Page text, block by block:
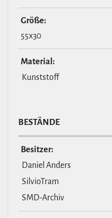
Größe:
55x30
Material:
Kunststoff
BESTÄNDE
Besitzer:
Daniel Anders
SilvioTram
SMD-Archiv